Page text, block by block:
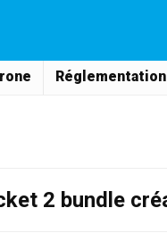
Réglementation
2 bundle